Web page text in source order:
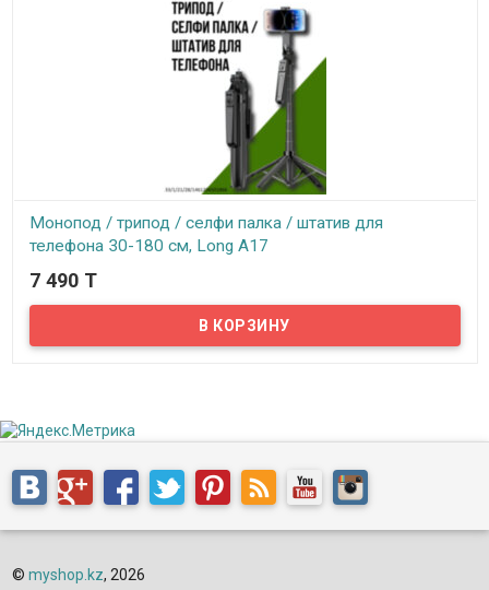
Монопод / трипод / селфи палка / штатив для
телефона 30-180 см, Long A17
В наличии
Универсальный штатив / трипод / селфи палка — это удобный
аксессуар, подходящий для смартфонов на андройде и IOS.
7 490 T
© myshop.kz, 2026